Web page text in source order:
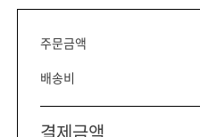
주문금액
배송비